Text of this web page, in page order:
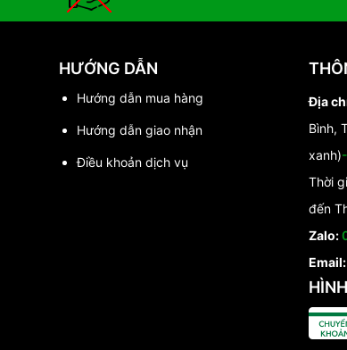
HƯỚNG DẪN
Hướng dẫn mua hàng
Hướng dẫn giao nhận
Điều khoản dịch vụ
Địa
Bình,
xanh)
Thời
đến
Zalo:
Email: